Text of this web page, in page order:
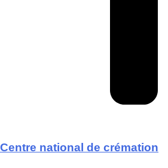
Centre national de crémation